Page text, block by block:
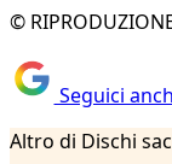
©
Seguici
Altro di Dischi